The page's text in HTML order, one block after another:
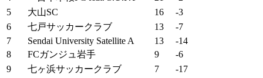
5
大山SC 16
-3
6
七戸サッカークラブ 13
-7
7
Sendai University Satellite A 13
-14
8
FCガンジュ岩手 9
-6
9
七ヶ浜サッカークラブ 7
-17